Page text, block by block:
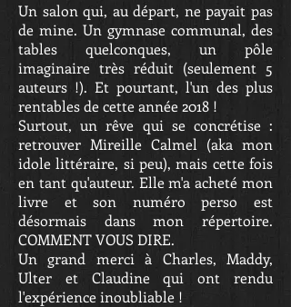
Un salon qui, au départ, ne payait pas
de mine. Un gymnase communal, des
tables quelconques, un pôle
imaginaire très réduit (seulement 5
auteurs !). Et pourtant, l'un des plus
rentables de cette année 2018 !
Surtout, un rêve qui se concrétise :
retrouver Mireille Calmel (aka mon
idole littéraire, si peu), mais cette fois
en tant qu'auteur. Elle m'a acheté mon
livre et son numéro perso est
désormais dans mon répertoire.
COMMENT VOUS DIRE.
Un grand merci à Charles, Maddy,
Ulter et Claudine qui ont rendu
l'expérience inoubliable !